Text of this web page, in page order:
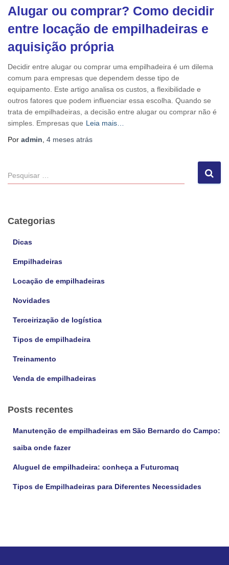
Alugar ou comprar? Como decidir
entre locação de empilhadeiras e
aquisição própria
Decidir entre alugar ou comprar uma empilhadeira é um dilema
comum para empresas que dependem desse tipo de
equipamento. Este artigo analisa os custos, a flexibilidade e
outros fatores que podem influenciar essa escolha. Quando se
trata de empilhadeiras, a decisão entre alugar ou comprar não é
simples. Empresas que Leia mais…
Por admin 4 meses atrás
P
e
u
Categorias
Dicas
Empilhadeiras
Locação de empilhadeiras
Novidades
Terceirização de logística
Tipos de empilhadeira
Treinamento
Venda de empilhadeiras
Posts recentes
Manutenção de empilhadeiras em São Bernardo do Campo:
saiba onde fazer
Aluguel de empilhadeira: conheça a Futuromaq
Tipos de Empilhadeiras para Diferentes Necessidades